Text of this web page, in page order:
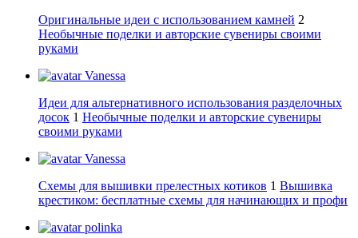
Оригинальные идеи с использованием камней 2
Необычные поделки и авторские сувениры своими
руками
Vanessa
Идеи для альтернативного использования разделочных
досок 1 Необычные поделки и авторские сувениры
своими руками
Vanessa
Схемы для вышивки прелестных котиков 1 Вышивка
крестиком: бесплатные схемы для начинающих и профи
polinka